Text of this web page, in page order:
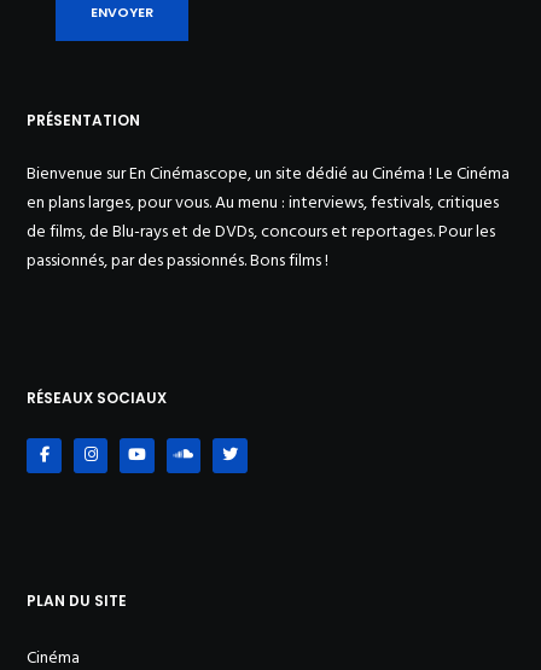
PRÉSENTATION
Bienvenue sur En Cinémascope, un site dédié au Cinéma ! Le Cinéma
en plans larges, pour vous. Au menu : interviews, festivals, critiques
de films, de Blu-rays et de DVDs, concours et reportages. Pour les
passionnés, par des passionnés. Bons films !
RÉSEAUX SOCIAUX
PLAN DU SITE
Cinéma